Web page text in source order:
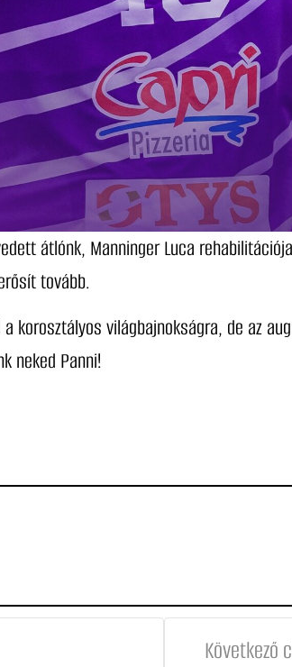
átlónk, Manninger Luca
tovább.
korosztályos világbajnokságra, de az
neked Panni!
Következő